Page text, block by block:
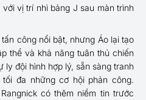
vị trí nhì bảng J sau màn trình
công nổi bật, nhưng Áo lại tạo
thể và khả năng tuân thủ chiến
ly đội hình hợp lý, sẵn sàng tranh
đa những cơ hội phản công.
có thêm niềm tin trước